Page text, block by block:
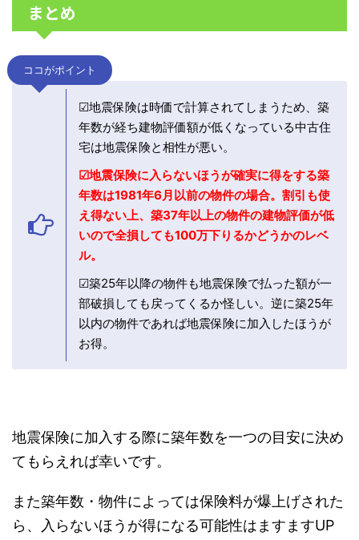
まとめ
ココがポイント
☑地震保険は時価で計算されてしまうため、築
年数が経ち建物評価額が低くなっている中古住
宅は地震保険と相性が悪い。
☑地震保険に入らないほうが確実に得をする築
年数は1981年6月以前の物件の場合。割引も使
え得ない上、築37年以上の物件の建物評価が低
いので全損しても100万下りるかどうかのレベ
ル。
☑築25年以降の物件も地震保険で払った額が一
部破損しても戻ってくるか怪しい。逆に築25年
以内の物件であれば地震保険に加入したほうが
お得。
地震保険に加入する際に築年数を一つの目安に決め
てもらえれば幸いです。
また築年数・物件によっては保険料が爆上げされた
ら、入らないほうが得になる可能性はますますUP